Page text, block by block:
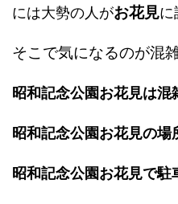
には大勢の人がお花見に
そこで気になるのが混
昭和記念公園お花見は混
昭和記念公園お花見の場
昭和記念公園お花見で駐